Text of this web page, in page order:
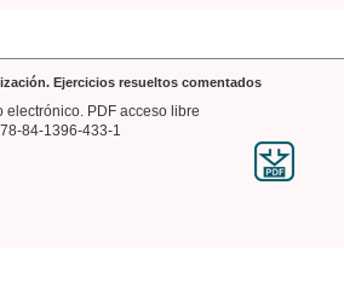
Ejercicios resueltos comentados
electrónico. PDF acceso libre
84-1396-433-1